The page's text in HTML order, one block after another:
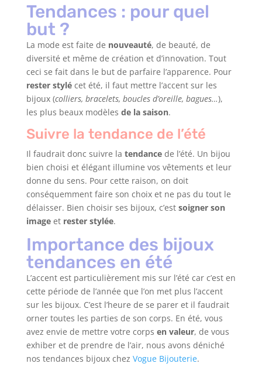
Tendances : pour quel
but ?
La mode est faite de nouveauté, de beauté, de
diversité et même de création et d’innovation. Tout
ceci se fait dans le but de parfaire l’apparence. Pour
rester stylécet été, il faut mettre l’accent sur les
bijoux (colliers, bracelets, boucles d’oreille, bagues…),
les plus beaux modèles de la saison.
Suivre la tendance de l’été
Il faudrait donc suivre la tendancede l’été. Un bijou
bien choisi et élégant illumine vos vêtements et leur
donne du sens. Pour cette raison, on doit
conséquemment faire son choix et ne pas du tout le
délaisser. Bien choisir ses bijoux, c’est soigner son
imageetrester stylée.
Importance des bijoux
tendances en été
L’accent est particulièrement mis sur l’été car c’est en
cette période de l’année que l’on met plus l’accent
sur les bijoux. C’est l’heure de se parer et il faudrait
orner toutes les parties de son corps. En été, vous
avez envie de mettre votre corps en valeur, de vous
exhiber et de prendre de l’air, nous avons déniché
nos tendances bijoux chez Vogue Bijouterie.